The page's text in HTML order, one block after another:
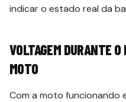
indicar o estado real da
VOLTAGEM DURANTE
MOTO
Com a moto funcionando